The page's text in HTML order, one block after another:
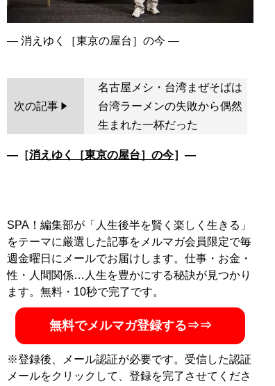
次の記事
名古屋メシ・台湾まぜそばは
台湾ラーメンの失敗から偶然
生まれた一杯だった
―［消えゆく［東京の屋台］の今］―
SPA！編集部が「人生後半を賢く楽しく生きる」
をテーマに厳選した記事をメルマガ会員限定で毎
週金曜日にメールでお届けします。仕事・お金・
性・人間関係…人生を豊かにする秘訣が見つかり
ます。無料・10秒で完了です。
無料でメルマガ登録する⇒⇒
※登録後、メール認証が必要です。受信した認証
メールをクリックして、登録を完了させてくださ